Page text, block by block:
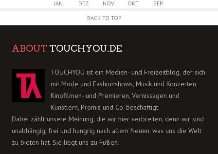
JAN. DEZ. NOV. OKT.
SEP.
BACK TO TOP
ABOUT TOUCHYOU.DE
TOUCHYOU ist ein Medien- und Freizeitblog, der sich
mit Mode und Fashionshows, Musik und Konzerten,
Kinofilmen- und Premieren, Vernissagen und
Künstlern, Promis und Co. beschäftigt.
Dabei zählt unsere Meinung, die wir hier verbreiten, denn wir sind
unabhängig, frei und hungrig nach allem Neuen, was uns die Welt
zu bieten hat. Sie liegt uns zu Füßen.